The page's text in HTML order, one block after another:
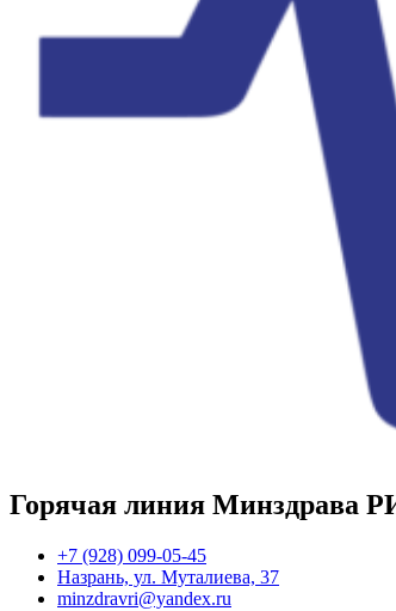
Горячая линия Минздрава
+7 (928) 099-05-45
Назрань, ул. Муталиева, 37
minzdravri@yandex.ru